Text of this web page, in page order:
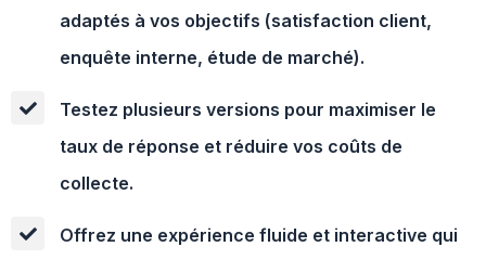
adaptés à vos objectifs (satisfaction client,
enquête interne, étude de marché).
Testez plusieurs versions pour maximiser le
taux de réponse et réduire vos coûts de
collecte.
Offrez une expérience fluide et interactive qui